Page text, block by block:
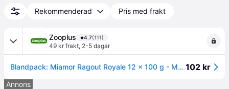
Rekommenderad Pris med frakt
Zooplus 4.7(111)
49 kr frakt, 2-5 dagar
Blandpack: Miamor Ragout Royale 12 x 100 g - Multi-Mix Sauce (Kalkon & vilt, Tonfisk & kyckling, Anka & fjäderfä, Kyckling & lax) 102 kr
Annons